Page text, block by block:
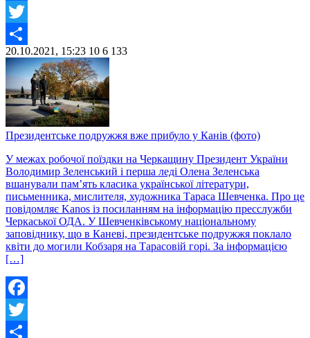
Facebook
Twitter
Share
20.10.2021, 15:23 10 6 133
Президентське подружжя вже прибуло у Канів (фото)
У межах робочої поїздки на Черкащину Президент України
Володимир Зеленський і перша леді Олена Зеленська
вшанували пам’ять класика української літератури,
письменника, мислителя, художника Тараса Шевченка. Про це
повідомляє Kanos із посиланням на інформацію пресслужби
Черкаської ОДА. У Шевченківському національному
заповіднику, що в Каневі, президентське подружжя поклало
квіти до могили Кобзаря на Тарасовій горі. За інформацією
[…]
Facebook
Twitter